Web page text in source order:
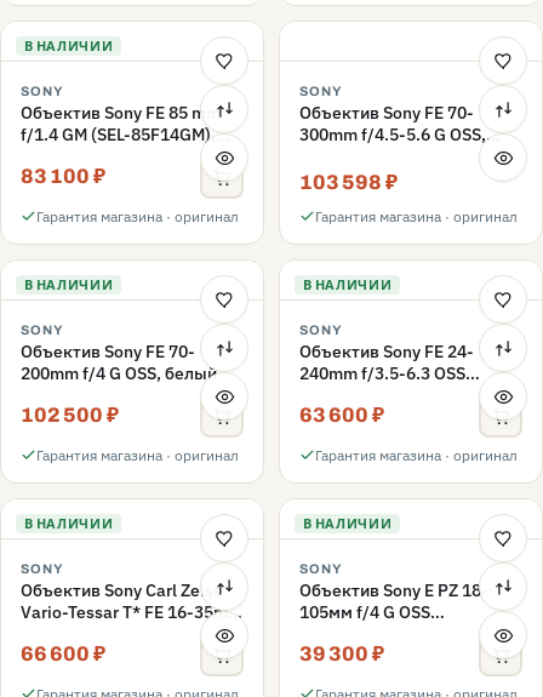
В НАЛИЧИИ
SONY
Объектив Sony FE 85 mm
f/1.4 GM (SEL-85F14GM),
83 100 ₽
Гарантия магазина · оригинал
SONY
Объектив Sony FE 70-
300mm f/4.5-5.6 G OSS,
103 598 ₽
Гарантия магазина · оригинал
В НАЛИЧИИ
SONY
Объектив Sony FE 70-
200mm f/4 G OSS, белый
102 500 ₽
Гарантия магазина · оригинал
В НАЛИЧИИ
SONY
Объектив Sony FE 24-
240mm f/3.5-6.3 OSS
63 600 ₽
Гарантия магазина · оригинал
В НАЛИЧИИ
SONY
Объектив Sony Carl Zeiss
Vario-Tessar T* FE 16-35mm
66 600 ₽
В НАЛИЧИИ
SONY
Объектив Sony E PZ 18-
105мм f/4 G OSS
(SELP18105G), Черный
39 300 ₽